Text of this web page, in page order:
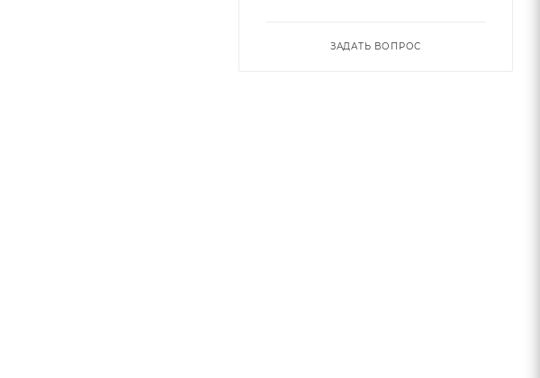
ЗАДАТЬ ВОПРОС